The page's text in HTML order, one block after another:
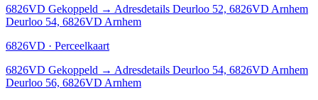
6826VD Gekoppeld → Adresdetails Deurloo 52, 6826VD Arnhem
Deurloo 54, 6826VD Arnhem
6826VD · Perceelkaart
6826VD Gekoppeld → Adresdetails Deurloo 54, 6826VD Arnhem
Deurloo 56, 6826VD Arnhem